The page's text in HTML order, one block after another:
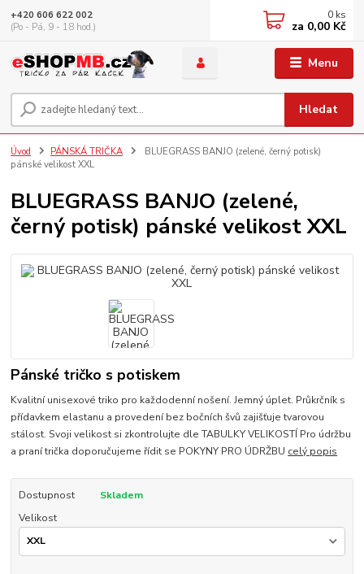
Menu
Hledat
+420 606 622 002
(Po - Pá, 9 - 18 hod.)
0 ks
za 0,00 Kč
Úvod PÁNSKÁ TRIČKA
BLUEGRASS BANJO (zelené, černý potisk)
pánské velikost XXL
BLUEGRASS BANJO (zelené,
černý potisk) pánské velikost XXL
Pánské tričko s potiskem
Kvalitní unisexové triko pro každodenní nošení. Jemný úplet. Průkrčník s
přídavkem elastanu a provedení bez bočních švů zajišťuje tvarovou
stálost. Svoji velikost si zkontrolujte dle TABULKY VELIKOSTÍ Pro údržbu
a praní trička doporučujeme řídit se POKYNY PRO ÚDRŽBU celý popis
Dostupnost
Skladem
Velikost